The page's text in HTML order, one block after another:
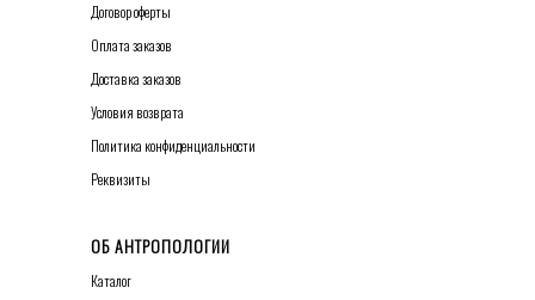
Договор оферты
ОБ АНТРОПОЛОГИИ
Каталог
Оплата заказов
Доставка заказов
Условия возврата
Политика конфиденциальности
Реквизиты